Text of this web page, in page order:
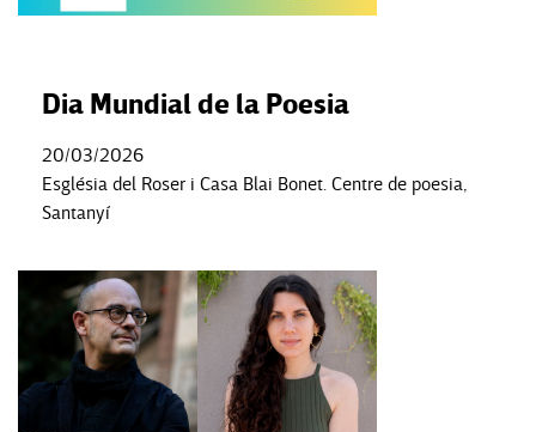
Dia Mundial de la Poesia
20/03/2026
Església del Roser i Casa Blai Bonet. Centre de poesia,
Santanyí